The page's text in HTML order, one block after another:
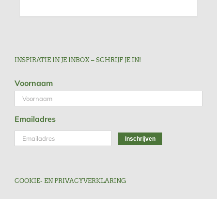
INSPIRATIE IN JE INBOX – SCHRIJF JE IN!
Voornaam
Emailadres
COOKIE- EN PRIVACYVERKLARING